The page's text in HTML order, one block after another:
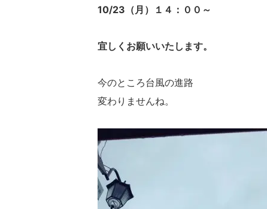
10/23（月）１４：００～
宜しくお願いいたします。
今のところ台風の進路
変わりませんね。